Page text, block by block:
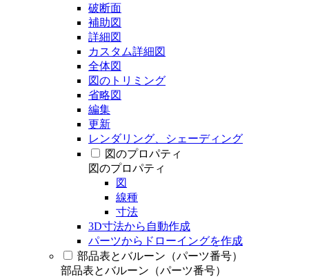
破断面
補助図
詳細図
カスタム詳細図
全体図
図のトリミング
省略図
編集
更新
レンダリング、シェーディング
図のプロパティ
図のプロパティ
図
線種
寸法
3D寸法から自動作成
パーツからドローイングを作成
部品表とバルーン（パーツ番号）
部品表とバルーン（パーツ番号）